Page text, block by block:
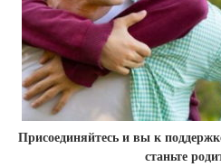
Присоединяйтесь и вы к
станьте